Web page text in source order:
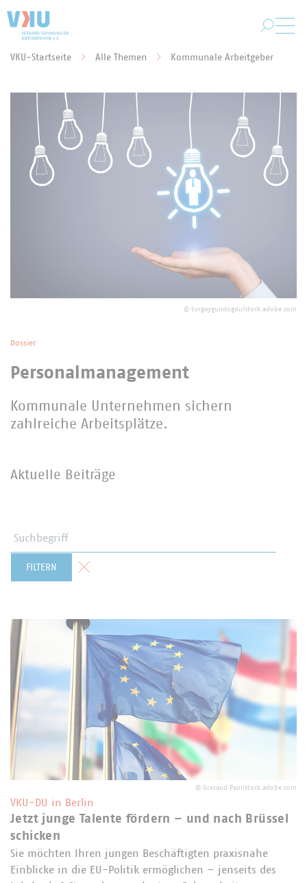
VKU-Startseite Alle Themen Kommunale Arbeitgeber
© turgaygundogdu/stock.adobe.com
Dossier
Personalmanagement
Kommunale Unternehmen sichern
zahlreiche Arbeitsplätze.
Aktuelle Beiträge
Suchbegriff
FILTERN Formular zurücksetzen
© Grecaud Paul/stock.adobe.com
VKU-DU in Berlin
Jetzt junge Talente fördern – und nach Brüssel
schicken
Sie möchten Ihren jungen Beschäftigten praxisnahe
Einblicke in die EU-Politik ermöglichen – jenseits des